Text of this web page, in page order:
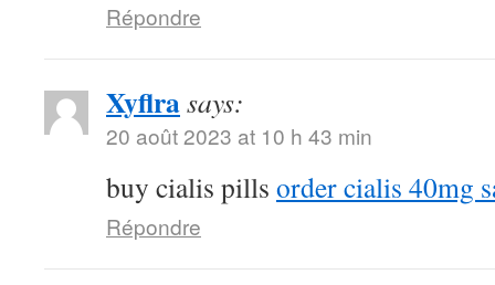
Répondre
Xyflrasays:
20 août 2023 at 10 h 43 min
buy cialis pills order cialis 40mg
Répondre